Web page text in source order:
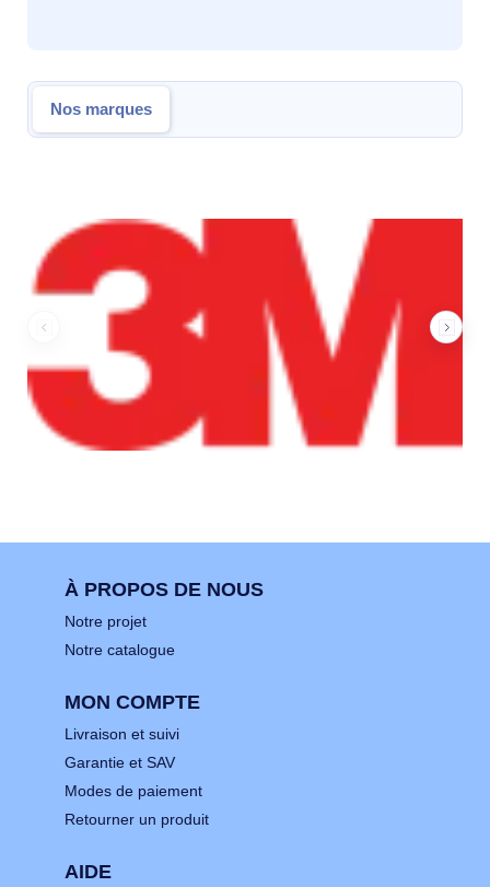
Nos marques
À PROPOS DE NOUS
Notre projet
Notre catalogue
MON COMPTE
Livraison et suivi
Garantie et SAV
Modes de paiement
Retourner un produit
AIDE